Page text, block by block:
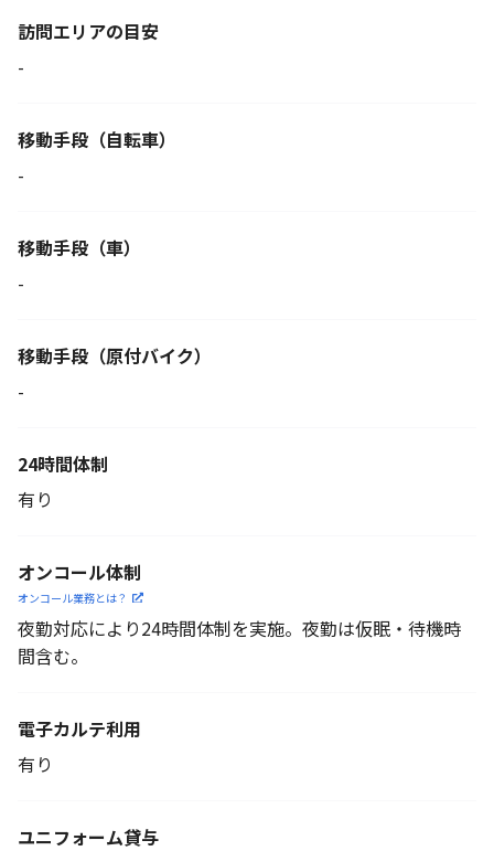
訪問エリアの目安
-
移動手段 （自転車）
-
移動手段（車）
-
移動手段 （原付バイク）
-
24時間体制
有り
オンコール体制
オンコール業務とは？
夜勤対応により24時間体制を実施。夜勤は仮眠・待機時
間含む。
電子カルテ利用
有り
ユニフォーム貸与